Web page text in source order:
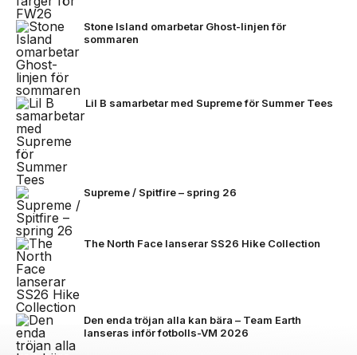
Stone Island omarbetar Ghost-linjen för
sommaren
Lil B samarbetar med Supreme för Summer Tees
Supreme / Spitfire – spring 26
The North Face lanserar SS26 Hike Collection
Den enda tröjan alla kan bära – Team Earth
lanseras inför fotbolls-VM 2026